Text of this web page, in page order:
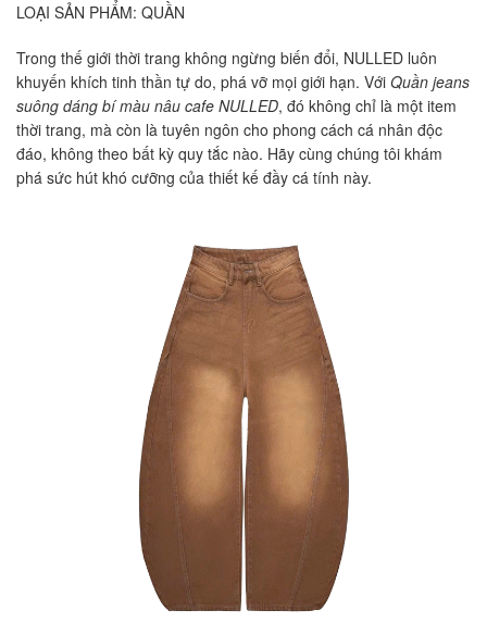
LOẠI SẢN PHẨM: QUẦN
Trong thế giới thời trang không ngừng biến đổi, NULLED luôn
khuyến khích tinh thần tự do, phá vỡ mọi giới hạn. Với Quần jeans
suông dáng bí màu nâu cafe NULLED, đó không chỉ là một item
thời trang, mà còn là tuyên ngôn cho phong cách cá nhân độc
đáo, không theo bất kỳ quy tắc nào. Hãy cùng chúng tôi khám
phá sức hút khó cưỡng của thiết kế đầy cá tính này.